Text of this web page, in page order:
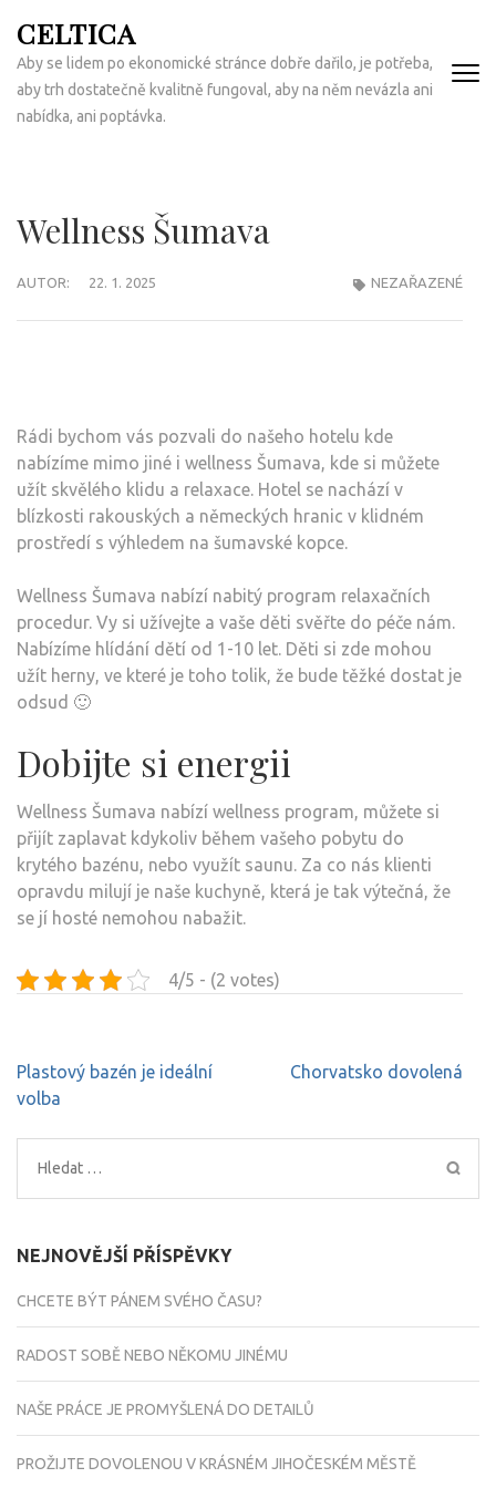
na
obsah
(Enter)
CELTICA
Aby se lidem po ekonomické stránce dobře dařilo, je potřeba,
aby trh dostatečně kvalitně fungoval, aby na něm nevázla ani
nabídka, ani poptávka.
Wellness Šumava
AUTOR: 22. 1. 2025 NEZAŘAZENÉ
Rádi bychom vás pozvali do našeho hotelu kde
nabízíme mimo jiné i wellness Šumava, kde si můžete
užít skvělého klidu a relaxace. Hotel se nachází v
blízkosti rakouských a německých hranic v klidném
prostředí s výhledem na šumavské kopce.
Wellness Šumava nabízí nabitý program relaxačních
procedur. Vy si užívejte a vaše děti svěřte do péče nám.
Nabízíme hlídání dětí od 1-10 let. Děti si zde mohou
užít herny, ve které je toho tolik, že bude těžké dostat je
odsud 🙂
Dobijte si energii
Wellness Šumava nabízí wellness program, můžete si
přijít zaplavat kdykoliv během vašeho pobytu do
krytého bazénu, nebo využít saunu. Za co nás klienti
opravdu milují je naše kuchyně, která je tak výtečná, že
se jí hosté nemohou nabažit.
4/5 - (2 votes)
Navigace
pro
Plastový bazén je ideální
volba
Chorvatsko dovolená
Vyhledávání
NEJNOVĚJŠÍ PŘÍSPĚVKY
CHCETE BÝT PÁNEM SVÉHO ČASU?
RADOST SOBĚ NEBO NĚKOMU JINÉMU
NAŠE PRÁCE JE PROMYŠLENÁ DO DETAILŮ
PROŽIJTE DOVOLENOU V KRÁSNÉM JIHOČESKÉM MĚSTĚ